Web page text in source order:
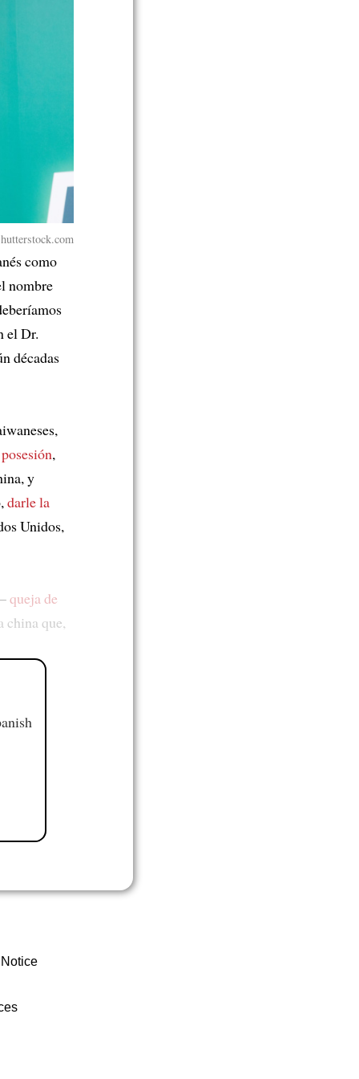
como
nombre
el Dr.
décadas
,
y
darle la
Unidos,
queja de
china que,